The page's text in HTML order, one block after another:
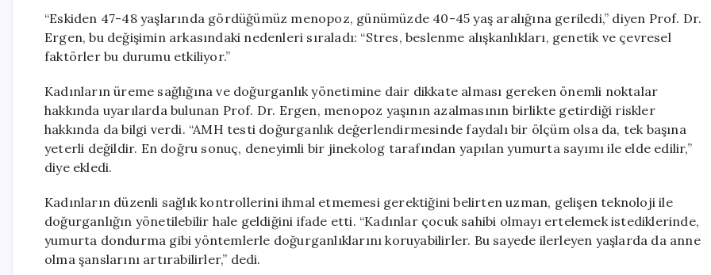
“Eskiden 47-48 yaşlarında gördüğümüz menopoz, günümüzde 40-45 yaş aralığına geriledi,” diyen Prof. Dr.
Ergen, bu değişimin arkasındaki nedenleri sıraladı: “Stres, beslenme alışkanlıkları, genetik ve çevresel
faktörler bu durumu etkiliyor.”
Kadınların üreme sağlığına ve doğurganlık yönetimine dair dikkate alması gereken önemli noktalar
hakkında uyarılarda bulunan Prof. Dr. Ergen, menopoz yaşının azalmasının birlikte getirdiği riskler
hakkında da bilgi verdi. “AMH testi doğurganlık değerlendirmesinde faydalı bir ölçüm olsa da, tek başına
yeterli değildir. En doğru sonuç, deneyimli bir jinekolog tarafından yapılan yumurta sayımı ile elde edilir,”
diye ekledi.
Kadınların düzenli sağlık kontrollerini ihmal etmemesi gerektiğini belirten uzman, gelişen teknoloji ile
doğurganlığın yönetilebilir hale geldiğini ifade etti. “Kadınlar çocuk sahibi olmayı ertelemek istediklerinde,
yumurta dondurma gibi yöntemlerle doğurganlıklarını koruyabilirler. Bu sayede ilerleyen yaşlarda da anne
olma şanslarını artırabilirler,” dedi.